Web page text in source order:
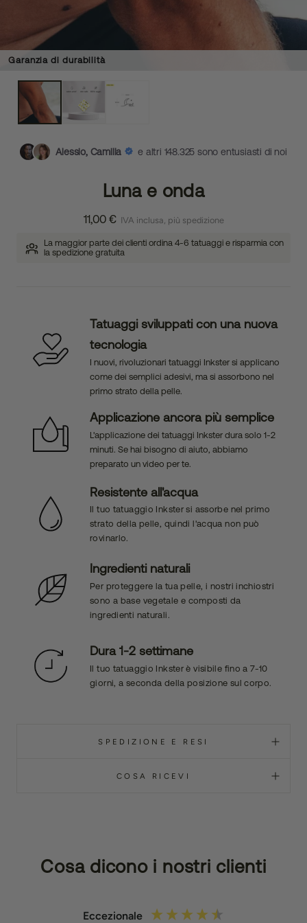
Garanzia di durabilità
Alessio, Camilla e altri 148.325 sono entusiasti di noi
Luna e onda
11,00 € IVA inclusa, più spedizione
La maggior parte dei clienti ordina 4-6 tatuaggi e risparmia con
la spedizione gratuita
Tatuaggi sviluppati con una nuova
tecnologia
I nuovi, rivoluzionari tatuaggi Inkster si applicano
come dei semplici adesivi, ma si assorbono nel
primo strato della pelle.
Applicazione ancora più semplice
L'applicazione dei tatuaggi Inkster dura solo 1-2
minuti. Se hai bisogno di aiuto, abbiamo
preparato un video per te.
Resistente all'acqua
Il tuo tatuaggio Inkster si assorbe nel primo
strato della pelle, quindi l'acqua non può
rovinarlo.
Ingredienti naturali
Per proteggere la tua pelle, i nostri inchiostri
sono a base vegetale e composti da
ingredienti naturali.
Dura 1-2 settimane
Il tuo tatuaggio Inkster è visibile fino a 7-10
giorni, a seconda della posizione sul corpo.
SPEDIZIONE E RESI
COSA RICEVI
Cosa dicono i nostri clienti
Eccezionale